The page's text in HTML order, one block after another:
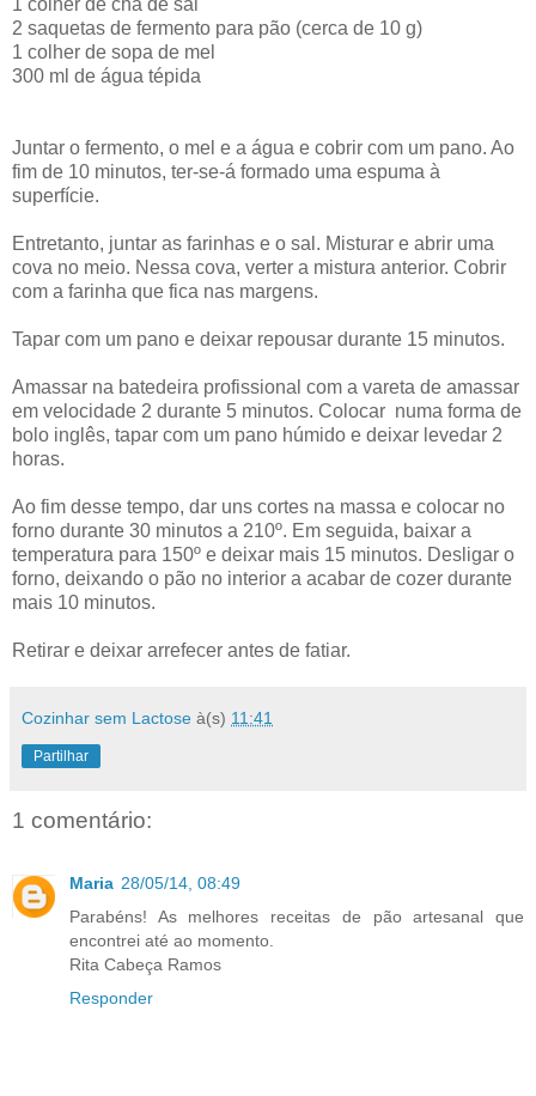
1 colher de chá de sal
2 saquetas de fermento para pão (cerca de 10 g)
1 colher de sopa de mel
300 ml de água tépida
Juntar o fermento, o mel e a água e cobrir com um pano. Ao
fim de 10 minutos, ter-se-á formado uma espuma à
superfície.
Entretanto, juntar as farinhas e o sal. Misturar e abrir uma
cova no meio. Nessa cova, verter a mistura anterior. Cobrir
com a farinha que fica nas margens.
Tapar com um pano e deixar repousar durante 15 minutos.
Amassar na batedeira profissional com a vareta de amassar
em velocidade 2 durante 5 minutos. Colocar numa forma de
bolo inglês, tapar com um pano húmido e deixar levedar 2
horas.
Ao fim desse tempo, dar uns cortes na massa e colocar no
forno durante 30 minutos a 210º. Em seguida, baixar a
temperatura para 150º e deixar mais 15 minutos. Desligar o
forno, deixando o pão no interior a acabar de cozer durante
mais 10 minutos.
Retirar e deixar arrefecer antes de fatiar.
Cozinhar sem Lactose à(s) 11:41
Partilhar
1 comentário:
Maria 28/05/14, 08:49
Parabéns! As melhores receitas de pão artesanal que
encontrei até ao momento.
Rita Cabeça Ramos
Responder